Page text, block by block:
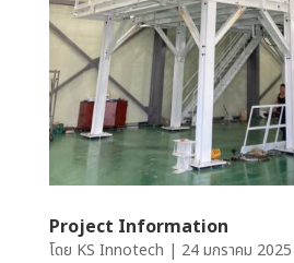
Project Information
โดย KS Innotech | 24 มกราคม 2025